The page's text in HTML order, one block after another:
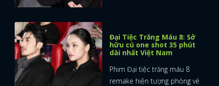
Đại Tiệc Trăng Máu 8: Sở
hữu cú one shot 35 phút
dài nhất Việt Nam
Phim Đại tiệc trăng máu 8
remake hiện tượng phòng vé